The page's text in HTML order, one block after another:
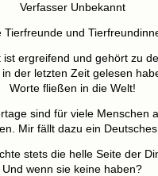
Verfasser Unbekannt
Tierfreunde und
ist ergreifend und gehört zu
der letzten Zeit gelesen
Worte fließen in die Welt!
sind für viele Menschen
Mir fällt dazu ein
stets die helle Seite der
Und wenn sie keine haben?